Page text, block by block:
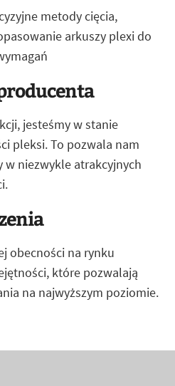
metody cięcia,
arkuszy plexi do
jesteśmy w stanie
pleksi. To pozwala nam
niezwykle atrakcyjnych
obecności na rynku
które pozwalają
na najwyższym poziomie.